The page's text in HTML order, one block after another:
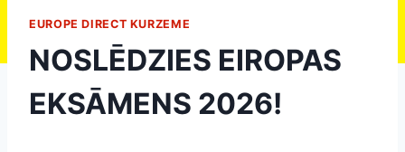
EUROPE DIRECT KURZEME
NOSLĒDZIES EIROPAS
EKSĀMENS 2026!